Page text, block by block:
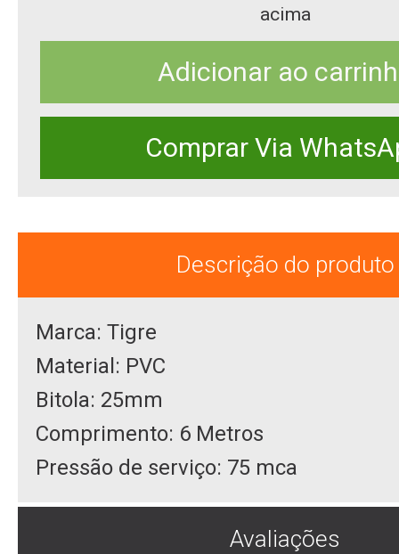
acima
Adicionar ao
Comprar Via
Descrição do produto
Marca: Tigre
Material: PVC
Bitola: 25mm
Comprimento: 6 Metros
Pressão de serviço: 75 mca
Avaliações